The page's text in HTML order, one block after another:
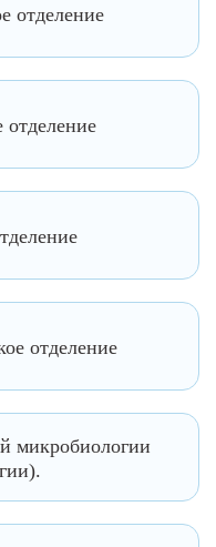
отделение
отделение
отделение
микробиологии